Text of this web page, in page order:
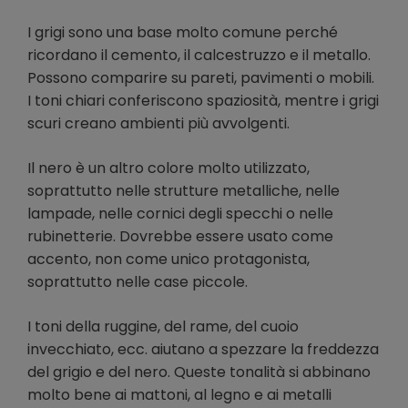
I grigi sono una base molto comune perché
ricordano il cemento, il calcestruzzo e il metallo.
Possono comparire su pareti, pavimenti o mobili.
I toni chiari conferiscono spaziosità, mentre i grigi
scuri creano ambienti più avvolgenti.
Il nero è un altro colore molto utilizzato,
soprattutto nelle strutture metalliche, nelle
lampade, nelle cornici degli specchi o nelle
rubinetterie. Dovrebbe essere usato come
accento, non come unico protagonista,
soprattutto nelle case piccole.
I toni della ruggine, del rame, del cuoio
invecchiato, ecc. aiutano a spezzare la freddezza
del grigio e del nero. Queste tonalità si abbinano
molto bene ai mattoni, al legno e ai metalli